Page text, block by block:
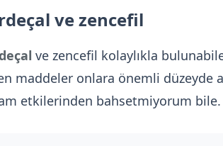
ve zencefil
ve zencefil kolaylıkla
maddeler onlara önemli düzeyde
etkilerinden bahsetmiyorum bile.